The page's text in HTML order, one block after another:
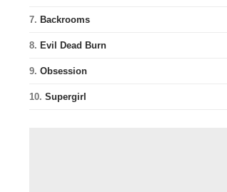
7. Backrooms
8. Evil Dead Burn
9. Obsession
10. Supergirl